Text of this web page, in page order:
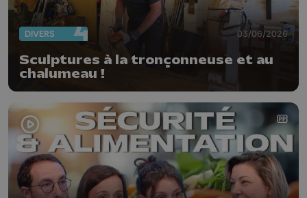
DIVERS 03/06/2026
Sculptures à la tronçonneuse et au
chalumeau !